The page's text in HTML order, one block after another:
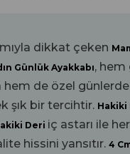
dikkat çeken
Günlük Ayakkabı, hem
hem de özel
şık bir tercihtir. Hakiki
Deri iç astarı ile her
hissini yansıtır. 4